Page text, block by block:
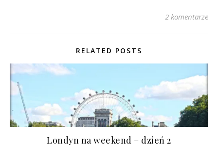
2 komentarze
RELATED POSTS
Londyn na weekend – dzień 2